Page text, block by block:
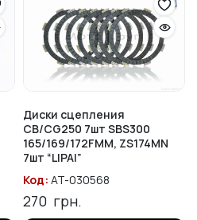
Диски сцепления
CB/CG250 7шт SBS300
165/169/172FMM, ZS174MN
7шт “LIPAI”
Код: AT-030568
270 грн.